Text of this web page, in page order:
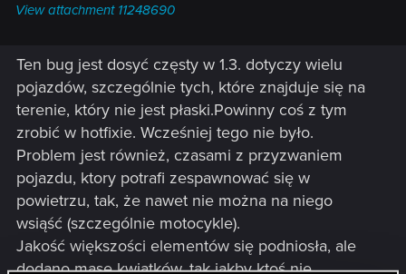
View attachment 11248690
Ten bug jest dosyć częsty w 1.3. dotyczy wielu
pojazdów, szczególnie tych, które znajduje się na
terenie, który nie jest płaski.Powinny coś z tym
zrobić w hotfixie. Wcześniej tego nie było.
Problem jest również, czasami z przyzwaniem
pojazdu, ktory potrafi zespawnować się w
powietrzu, tak, że nawet nie można na niego
wsiąść (szczególnie motocykle).
Jakość większości elementów się podniosła, ale
dodano masę kwiatków, tak jakby ktoś nie